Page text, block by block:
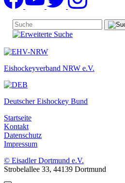
Eishockeyverband NRW e.V.
Deutscher Eishockey Bund
Startseite
Kontakt
Datenschutz
Impressum
© Eisadler Dortmund e.V.
Strobelallee 33, 44139 Dortmund